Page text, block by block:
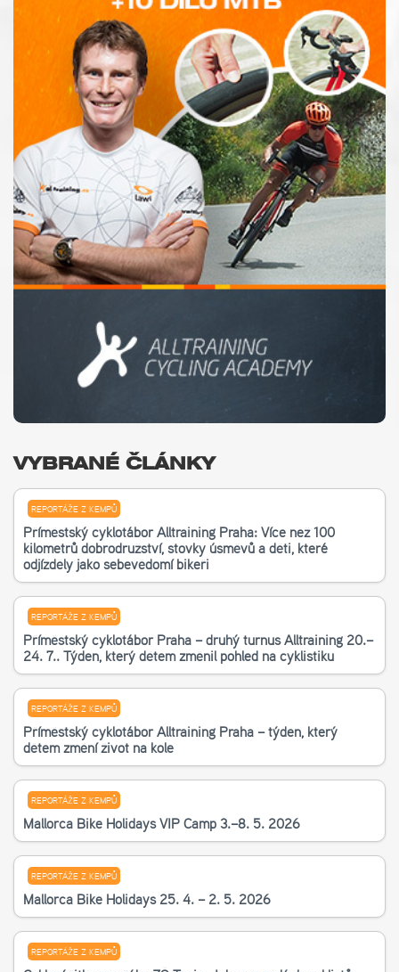
VYBRANÉ ČLÁNKY
REPORTÁŽE Z KEMPŮ
Příměstský cyklotábor Alltraining Praha: Více než 100
kilometrů dobrodružství, stovky úsměvů a děti, které
odjížděly jako sebevědomí bikeři
REPORTÁŽE Z KEMPŮ
Příměstský cyklotábor Praha – druhý turnus Alltraining 20.–
24. 7.. Týden, který dětem změnil pohled na cyklistiku
REPORTÁŽE Z KEMPŮ
Příměstský cyklotábor Alltraining Praha – týden, který
dětem změní život na kole
REPORTÁŽE Z KEMPŮ
Mallorca Bike Holidays VIP Camp 3.–8. 5. 2026
REPORTÁŽE Z KEMPŮ
Mallorca Bike Holidays 25. 4. – 2. 5. 2026
REPORTÁŽE Z KEMPŮ